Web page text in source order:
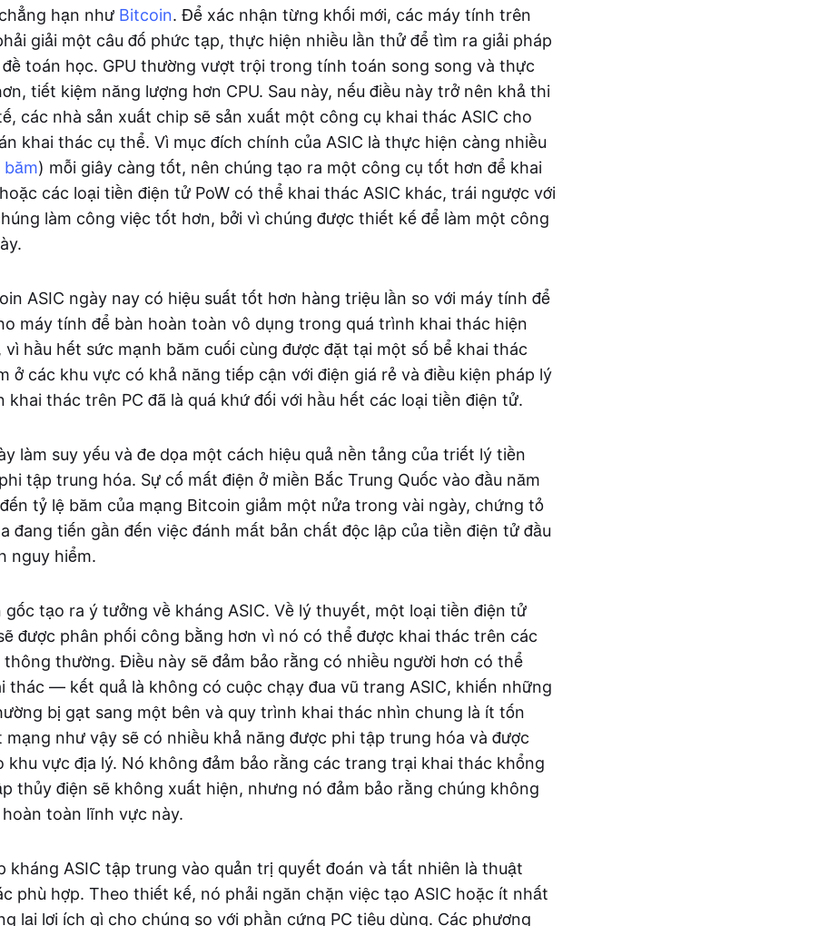
hạn như Bitcoin. Để xác nhận từng khối mới, các máy tính trên
giải một câu đố phức tạp, thực hiện nhiều lần thử để tìm ra giải pháp
toán học. GPU thường vượt trội trong tính toán song song và thực
tiết kiệm năng lượng hơn CPU. Sau này, nếu điều này trở nên khả thi
các nhà sản xuất chip sẽ sản xuất một công cụ khai thác ASIC cho
khai thác cụ thể. Vì mục đích chính của ASIC là thực hiện càng nhiều
băm) mỗi giây càng tốt, nên chúng tạo ra một công cụ tốt hơn để khai
các loại tiền điện tử PoW có thể khai thác ASIC khác, trái ngược với
làm công việc tốt hơn, bởi vì chúng được thiết kế để làm một công
ASIC ngày nay có hiệu suất tốt hơn hàng triệu lần so với máy tính để
máy tính để bàn hoàn toàn vô dụng trong quá trình khai thác hiện
vì hầu hết sức mạnh băm cuối cùng được đặt tại một số bể khai thác
ở các khu vực có khả năng tiếp cận với điện giá rẻ và điều kiện pháp lý
khai thác trên PC đã là quá khứ đối với hầu hết các loại tiền điện tử.
làm suy yếu và đe dọa một cách hiệu quả nền tảng của triết lý tiền
tập trung hóa. Sự cố mất điện ở miền Bắc Trung Quốc vào đầu năm
đến tỷ lệ băm của mạng Bitcoin giảm một nửa trong vài ngày, chứng tỏ
đang tiến gần đến việc đánh mất bản chất độc lập của tiền điện tử đầu
nguy hiểm.
gốc tạo ra ý tưởng về kháng ASIC. Về lý thuyết, một loại tiền điện tử
được phân phối công bằng hơn vì nó có thể được khai thác trên các
thông thường. Điều này sẽ đảm bảo rằng có nhiều người hơn có thể
thác — kết quả là không có cuộc chạy đua vũ trang ASIC, khiến những
bị gạt sang một bên và quy trình khai thác nhìn chung là ít tốn
mạng như vậy sẽ có nhiều khả năng được phi tập trung hóa và được
khu vực địa lý. Nó không đảm bảo rằng các trang trại khai thác khổng
thủy điện sẽ không xuất hiện, nhưng nó đảm bảo rằng chúng không
toàn lĩnh vực này.
kháng ASIC tập trung vào quản trị quyết đoán và tất nhiên là thuật
phù hợp. Theo thiết kế, nó phải ngăn chặn việc tạo ASIC hoặc ít nhất
lại lợi ích gì cho chúng so với phần cứng PC tiêu dùng. Các phương